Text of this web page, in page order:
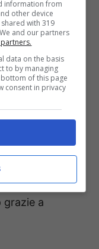
i giocatori
con la
dinuovi
livello (ad es.
mentre i
decidere il
grazie a
information from
other device
with 319
and our partners
data on the basis
to by managing
of this page
consent in privacy